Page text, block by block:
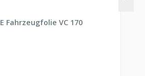
Fahrzeugfolie VC 170